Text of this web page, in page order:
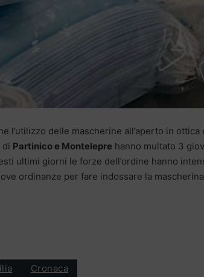
l’utilizzo delle mascherine all’aperto in ottica
di Partinico e Montelepre hanno multato 3
ultimi giorni le forze dell’ordine hanno
ordinanze per fare indossare la
Cronaca